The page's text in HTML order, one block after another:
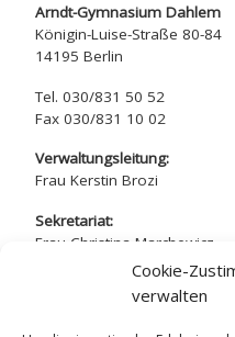
Cookie-
verwalten
Arndt-Gymnasium Dahlem
Königin-Luise-Straße 80-84
14195 Berlin
Tel. 030/831 50 52
Fax 030/831 10 02
Verwaltungsleitung:
Frau Kerstin Brozi
Sekretariat:
Frau Christina Marchewicz
Frau Nadine Simros
sekretariat@arndt-